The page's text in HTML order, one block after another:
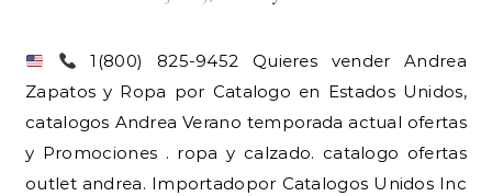
1(800) 825-9452 Quieres vender Andrea
Zapatos y Ropa por Catalogo en Estados Unidos,
catalogos Andrea Verano temporada actual ofertas
y Promociones . ropa y calzado. catalogo ofertas
outlet andrea. Importadopor Catalogos Unidos Inc